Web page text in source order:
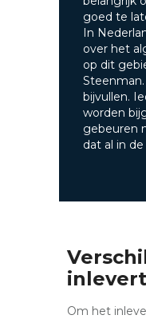
goed te
In
over het
op dit
bijvullen.
worden
gebeuren
dat al in
Om het